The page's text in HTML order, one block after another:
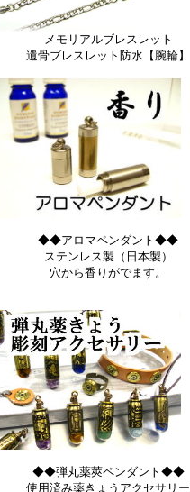
メモリアルブレスレット
遺骨ブレスレット防水【腕輪】
◆◆アロマペンダント◆◆
ステンレス製（日本製）
穴から香りがでます。
◆◆弾丸薬莢ペンダント◆◆
使用済み薬きょうアクセサリー